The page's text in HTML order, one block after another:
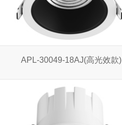
APL-30049-18AJ(高光效款)